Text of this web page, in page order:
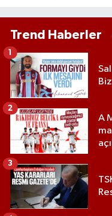
Trend Haberler
1
A
2
3